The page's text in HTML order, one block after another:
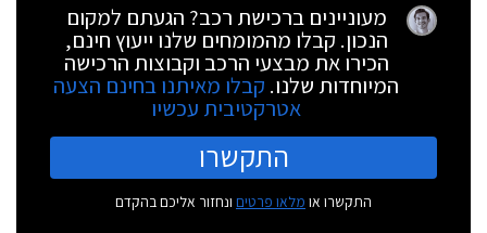
מעוניינים ברכישת רכב? הגעתם למקום
הנכון. קבלו מהמומחים שלנו ייעוץ חינם,
הכירו את מבצעי הרכב וקבוצות הרכישה
המיוחדות שלנו. קבלו מאיתנו בחינם הצעה
אטרקטיבית עכשיו
התקשרו
התקשרו או מלאו פרטים ונחזור אליכם בהקדם